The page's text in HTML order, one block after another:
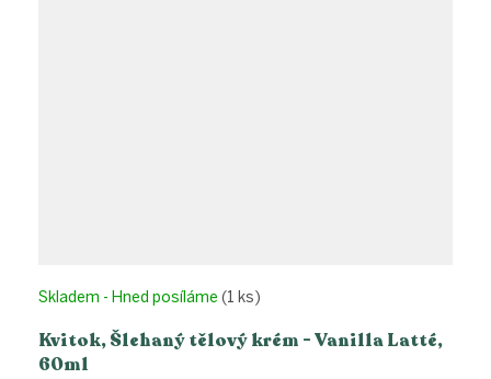
Kvitok, Šlehaný tělový krém - Vanilla Latté,
60ml
Skladem - Hned posíláme (1 ks)